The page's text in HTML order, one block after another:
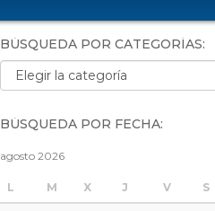
BÚSQUEDA POR CATEGORÍAS:
Búsqueda por categorías:
BÚSQUEDA POR FECHA:
agosto 2026
L M X J V S